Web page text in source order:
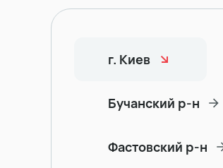
г. Киев
Бучанский р-н
Фастовский р-н